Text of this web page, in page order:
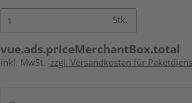
Stk.
vue.ads.priceMerchantBox.total
inkl. MwSt. zzgl. Versandkosten für